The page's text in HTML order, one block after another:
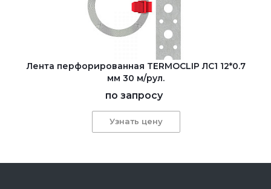
Лента перфорированная TERMOCLIP ЛС1 12*0.7
мм 30 м/рул.
по запросу
Узнать цену